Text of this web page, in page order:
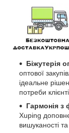
Біжутерія
оптової
ідеальне
потреби
Гармонія з
Xuping
вишуканості